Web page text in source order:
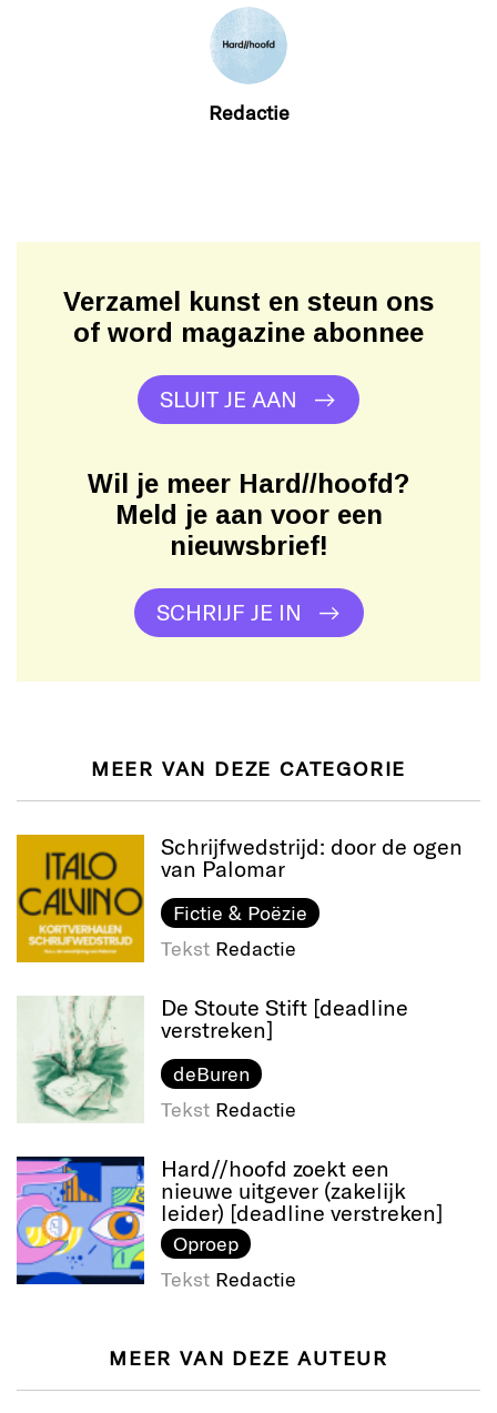
Redactie
Verzamel kunst en steun ons
of word magazine abonnee
SLUIT JE AAN
Wil je meer Hard//hoofd?
Meld je aan voor een
nieuwsbrief!
SCHRIJF JE IN
MEER VAN DEZE CATEGORIE
Schrijfwedstrijd: door de ogen
van Palomar
Fictie & Poëzie
Tekst Redactie
De Stoute Stift [deadline
verstreken]
deBuren
Tekst Redactie
Hard//hoofd zoekt een
nieuwe uitgever (zakelijk
leider) [deadline verstreken]
Oproep
Tekst Redactie
MEER VAN DEZE AUTEUR